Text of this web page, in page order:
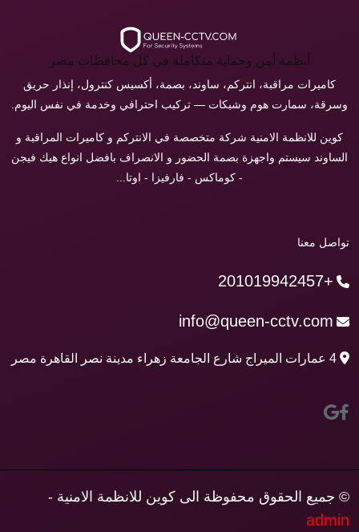
أنظمة أمن وحماية متكاملة في كل محافظات مصر
كاميرات مراقبة، انتركم، ساوند، بصمة، أكسيس كنترول، إنذار حريق
وسرقة، سمارت هوم وشبكات — تركيب احترافي وخدمة في نفس اليوم.
كوين للانظمة الامنية شركة متخصصة في الانتركم و كاميرات المراقبة و
الساوند سيستم واجهزة بصمة الحضور و الانصراف بافضل انواع هيك فيجن
- كوماكس - فارفيزا - اوتا...
تواصل معنا
+201019942457
info@queen-cctv.com
4 عمارات الميراج شارع الجامعة زهراء مدينة نصر القاهرة مصر
© جميع الحقوق محفوظة الى كوين للانظمة الامنية -
admin